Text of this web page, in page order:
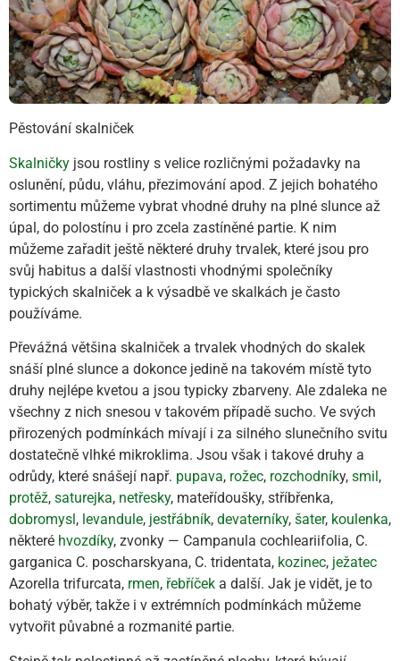
Pěstování skalniček
Skalničky jsou rostliny s velice rozličnými požadavky na
oslunění, půdu, vláhu, přezimování apod. Z jejich bohatého
sortimentu můžeme vybrat vhodné druhy na plné slunce až
úpal, do polostínu i pro zcela zastíněné partie. K nim
můžeme zařadit ještě některé druhy trvalek, které jsou pro
svůj habitus a další vlastnosti vhodnými společníky
typických skalniček a k výsadbě ve skalkách je často
používáme.
Převážná většina skalniček a trvalek vhodných do skalek
snáší plné slunce a dokonce jedině na takovém místě tyto
druhy nejlépe kvetou a jsou typicky zbarveny. Ale zdaleka ne
všechny z nich snesou v takovém případě sucho. Ve svých
přirozených podmínkách mívají i za silného slunečního svitu
dostatečně vlhké mikroklima. Jsou však i takové druhy a
odrůdy, které snášejí např. pupava, rožec, rozchodníky, smil ,
protěž, saturejka, netřesky, mateřídoušky, stříbřenka,
dobromysl , levandule, jestřábník, devaterníky, šater, koulenka,
některé hvozdíky, zvonky — Campanula cochleariifolia, C.
garganica C. poscharskyana, C. tridentata, kozinec, ježatec
Azorella trifurcata, rmen, řebříček a další. Jak je vidět, je to
bohatý výběr, takže i v extrémních podmínkách můžeme
vytvořit půvabné a rozmanité partie.